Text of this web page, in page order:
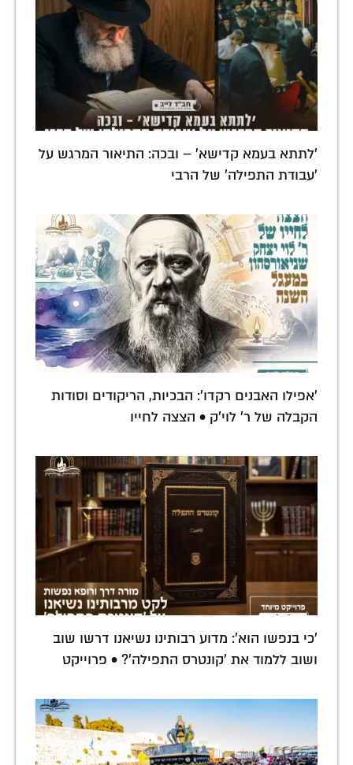
'לתתא בעמא קדישא' – ובכה: התיאור המרגש על
'עבודת התפילה' של הרבי
'אפילו האבנים רקדו': הבכיות, הריקודים וסודות
הקבלה של ר' לוי'ק • הצצה לחייו
'כי בנפשו הוא': מדוע רבותינו נשיאנו דרשו שוב
ושוב ללמוד את 'קונטרס התפילה'? • פרוייקט